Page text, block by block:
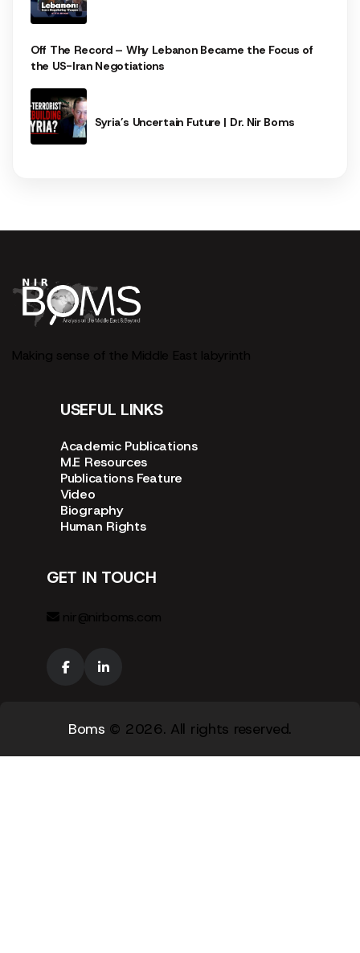
Off The Record – Why Lebanon Became the Focus of
the US-Iran Negotiations
Syria’s Uncertain Future | Dr. Nir Boms
Making sense of the Middle East labyrinth
USEFUL LINKS
Academic Publications
M.E Resources
Publications Feature
Video
Biography
Human Rights
GET IN TOUCH
nir@nirboms.com
Boms © 2026. All rights reserved.